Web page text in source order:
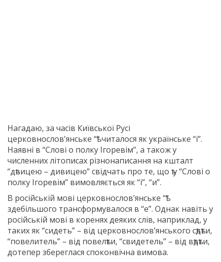
Нагадаю, за часів Київської Русі
церковнослов’янське “ѣ” читалося як українське “і”.
Наявні в “Слові о полку Ігоревім”, а також у
численних літописах різнонаписання на кшталт
“дѣвицею – дивицею” свідчать про те, що ѣ у “Слові о
полку Ігоревім” вимовляється як “і”, “и”.
В російській мові церковнослов’янське “ѣ”
здебільшого трансформувалося в “е”. Однак навіть у
російській мові в коренях деяких слів, наприклад, у
таких як “сидеть” – від церковнослов’янського сѣдѣти,
“повелитель” – від повелѣти, “свидетель” – від вѣдѣти,
дотепер збереглася споконвічна вимова.